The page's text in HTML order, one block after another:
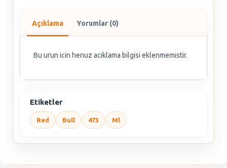
Açıklama Yorumlar (0)
Bu urun icin henuz aciklama bilgisi eklenmemistir.
Etiketler
Red Bull 473 Ml